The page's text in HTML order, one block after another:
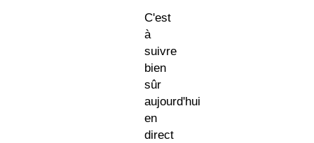
C'est
à
suivre
bien
sûr
aujourd'hui
en
direct